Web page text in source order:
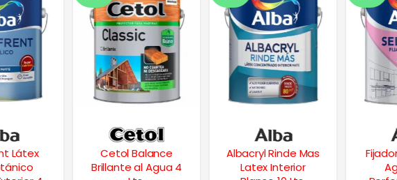
Cetol Balance
Brillante al Agua 4
Albacryl Rinde Mas
Latex Interior
Fijador Sellador al